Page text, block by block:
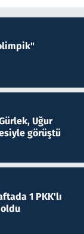
Uğur
görüştü
1 PKK'lı